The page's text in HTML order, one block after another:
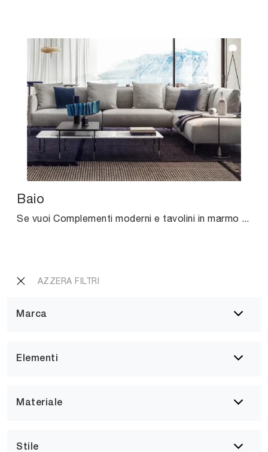
AZZERA FILTRI
Marca
Elementi
Materiale
Stile
Baio
Se vuoi Complementi moderni e tavolini in marmo scopri di più sul modello Baio del brand Pianca.